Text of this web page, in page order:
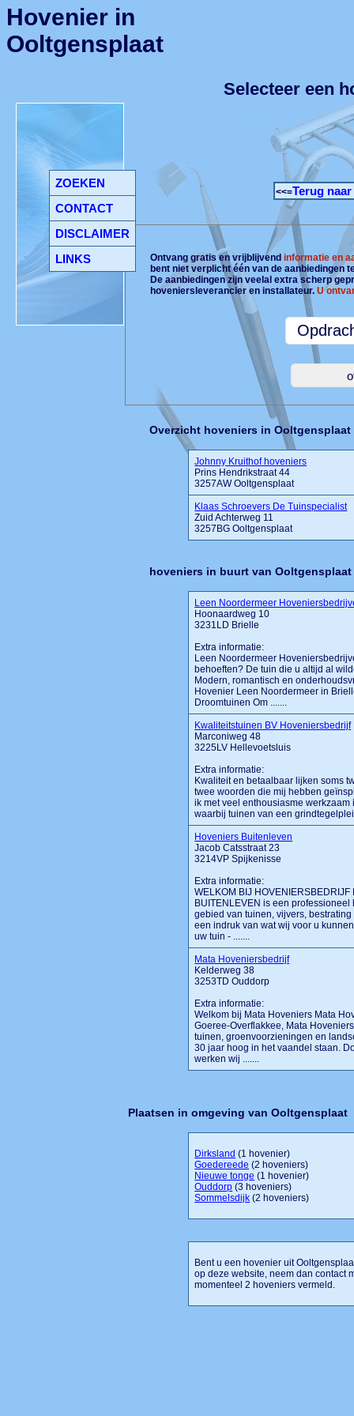
ZOEKEN
CONTACT
DISCLAIMER
LINKS
Hovenier in
Ooltgensplaat
Selecteer een
<<=Terug
Ontvang gratis en vrijblijvendinformatie en
bent niet verplicht één van de aanbiedingen
De aanbiedingen zijn veelal extra scherp
hoveniersleverancier en installateur.U
Overzicht hoveniers in Ooltgensplaat
Johnny Kruithof hoveniers
Prins Hendrikstraat 44
3257AW Ooltgensplaat
Klaas Schroevers De Tuinspecialist
Zuid Achterweg 11
3257BG Ooltgensplaat
hoveniers in buurt van Ooltgensplaat
Leen Noordermeer
Hoonaardweg 10
3231LD Brielle
Extra informatie:
Leen Noordermeer
behoeften? De tuin die u altijd al
Modern, romantisch en
Hovenier Leen Noordermeer in
Droomtuinen Om .......
Kwaliteitstuinen BV Hoveniersbedrijf
Marconiweg 48
3225LV Hellevoetsluis
Extra informatie:
Kwaliteit en betaalbaar lijken soms
twee woorden die mij hebben
ik met veel enthousiasme
waarbij tuinen van een
Hoveniers Buitenleven
Jacob Catsstraat 23
3214VP Spijkenisse
Extra informatie:
WELKOM BIJ
BUITENLEVEN is een
gebied van tuinen, vijvers,
een indruk van wat wij voor u
uw tuin - .......
Mata Hoveniersbedrijf
Kelderweg 38
3253TD Ouddorp
Extra informatie:
Welkom bij Mata Hoveniers Mata
Goeree-Overflakkee, Mata
tuinen, groenvoorzieningen en
30 jaar hoog in het vaandel staan.
werken wij .......
Plaatsen in omgeving van Ooltgensplaat
Dirksland (1 hovenier)
Goedereede (2 hoveniers)
Nieuwe tonge (1 hovenier)
Ouddorp (3 hoveniers)
Sommelsdijk (2 hoveniers)
Bent u een hovenier uit
op deze website, neem dan contact
momenteel 2 hoveniers vermeld.